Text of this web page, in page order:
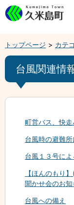
トップページ カテ
台風関連情
町営バス、快
台風時の避難
台風１３号に
【ほんのもり
聞かせ会のお
台風への備え